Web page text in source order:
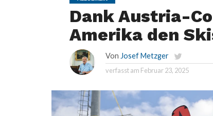
Dank Austria-
Amerika den
Von Josef Metzger
verfasst am Februar 23, 2025